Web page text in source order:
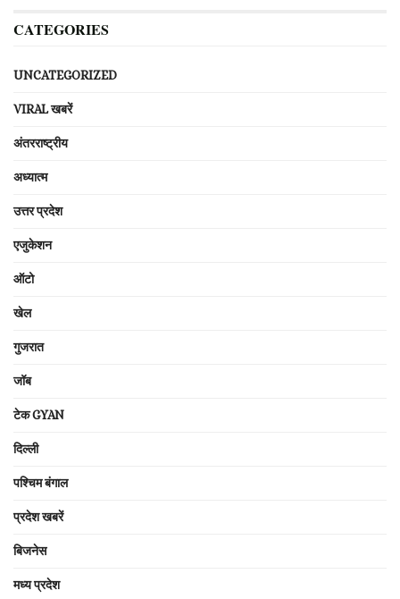
CATEGORIES
UNCATEGORIZED
VIRAL खबरें
अंतरराष्ट्रीय
अध्यात्म
उत्तर प्रदेश
एजुकेशन
ऑटो
खेल
गुजरात
जॉब
टेक GYAN
दिल्ली
पश्चिम बंगाल
प्रदेश खबरें
बिजनेस
मध्य प्रदेश